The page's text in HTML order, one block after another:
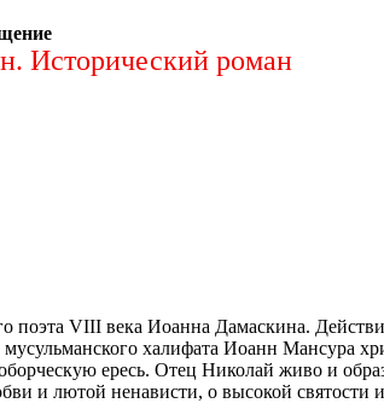
Исторический роман
поэта VIII века Иоанна Дамаскина.
халифата Иоанн Мансура
ересь. Отец Николай живо и
и лютой ненависти, о высокой святости